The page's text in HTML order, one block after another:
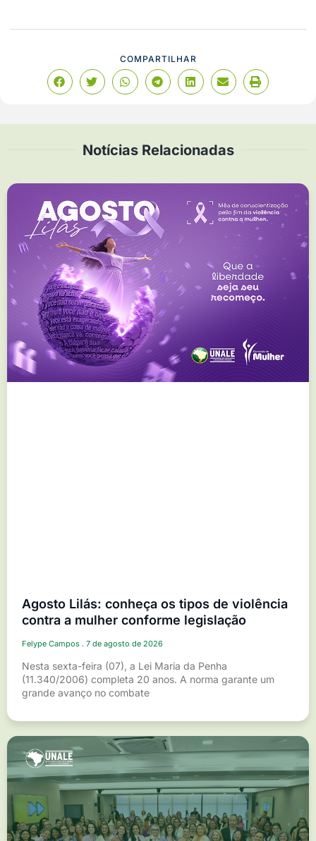
COMPARTILHAR
Notícias Relacionadas
Agosto Lilás: conheça os tipos de violência
contra a mulher conforme legislação
Felype Campos 7 de agosto de 2026
Nesta sexta-feira (07), a Lei Maria da Penha
(11.340/2006) completa 20 anos. A norma garante um
grande avanço no combate